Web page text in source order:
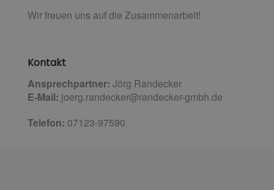
Wir freuen uns auf die Zusammenarbeit!
Kontakt
Ansprechpartner: Jörg Randecker
E-Mail: joerg.randecker@randecker-gmbh.de
Telefon: 07123-97590